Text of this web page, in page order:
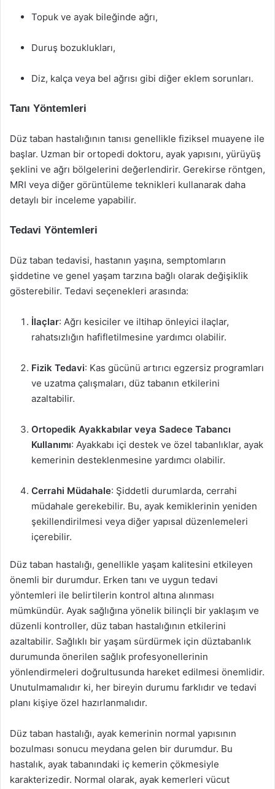
Topuk ve ayak bileğinde ağrı,
Duruş bozuklukları,
Diz, kalça veya bel ağrısı gibi diğer eklem sorunları.
Tanı Yöntemleri
Düz taban hastalığının tanısı genellikle fiziksel muayene ile
başlar. Uzman bir ortopedi doktoru, ayak yapısını, yürüyüş
şeklini ve ağrı bölgelerini değerlendirir. Gerekirse röntgen,
MRI veya diğer görüntüleme teknikleri kullanarak daha
detaylı bir inceleme yapabilir.
Tedavi Yöntemleri
Düz taban tedavisi, hastanın yaşına, semptomların
şiddetine ve genel yaşam tarzına bağlı olarak değişiklik
gösterebilir. Tedavi seçenekleri arasında:
İlaçlar: Ağrı kesiciler ve iltihap önleyici ilaçlar,
rahatsızlığın hafifletilmesine yardımcı olabilir.
Fizik Tedavi: Kas gücünü artırıcı egzersiz programları
ve uzatma çalışmaları, düz tabanın etkilerini
azaltabilir.
Ortopedik Ayakkabılar veya Sadece Tabancı
Kullanımı: Ayakkabı içi destek ve özel tabanlıklar, ayak
kemerinin desteklenmesine yardımcı olabilir.
Cerrahi Müdahale: Şiddetli durumlarda, cerrahi
müdahale gerekebilir. Bu, ayak kemiklerinin yeniden
şekillendirilmesi veya diğer yapısal düzenlemeleri
içerebilir.
Düz taban hastalığı, genellikle yaşam kalitesini etkileyen
önemli bir durumdur. Erken tanı ve uygun tedavi
yöntemleri ile belirtilerin kontrol altına alınması
mümkündür. Ayak sağlığına yönelik bilinçli bir yaklaşım ve
düzenli kontroller, düz taban hastalığının etkilerini
azaltabilir. Sağlıklı bir yaşam sürdürmek için düztabanlık
durumunda önerilen sağlık profesyonellerinin
yönlendirmeleri doğrultusunda hareket edilmesi önemlidir.
Unutulmamalıdır ki, her bireyin durumu farklıdır ve tedavi
planı kişiye özel hazırlanmalıdır.
Düz taban hastalığı, ayak kemerinin normal yapısının
bozulması sonucu meydana gelen bir durumdur. Bu
hastalık, ayak tabanındaki iç kemerin çökmesiyle
karakterizedir. Normal olarak, ayak kemerleri vücut